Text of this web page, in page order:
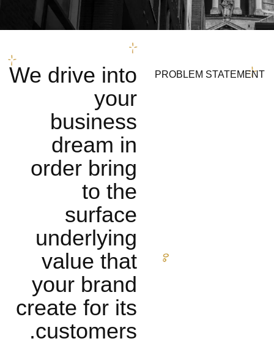
PROBLEM STATEMENT
We drive into
your
business
dream in
order bring
to the
surface
underlying
value that
your brand
create for its
customers.